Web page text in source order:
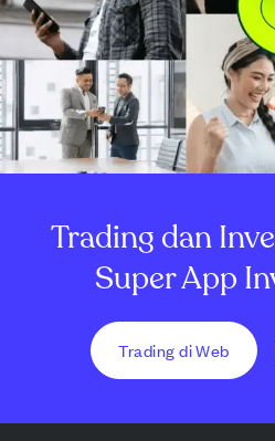
Trading dan
Super App
Trading di Web